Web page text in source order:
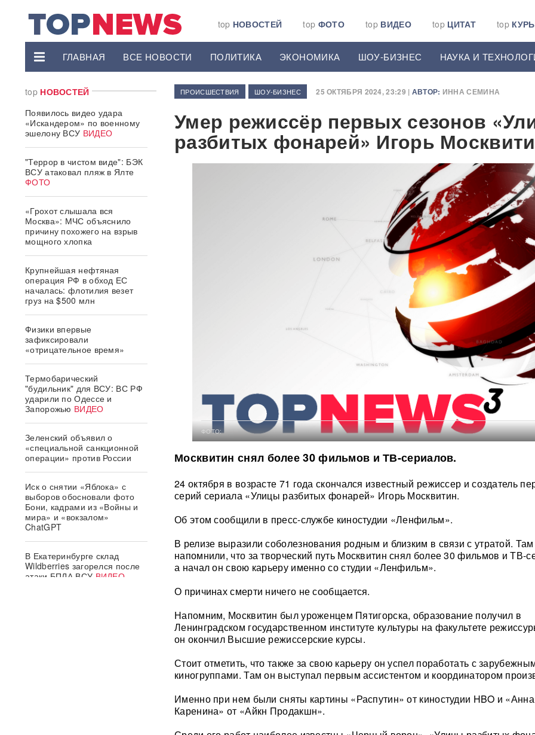
top НОВОСТЕЙ top ФОТО top ВИДЕО top ЦИТАТ top
ГЛАВНАЯ ВСЕ НОВОСТИ ПОЛИТИКА ЭКОНОМИКА ШОУ-БИЗНЕС НАУКА И
top НОВОСТЕЙ
Появилось видео удара
«Искандером» по военному
эшелону ВСУ ВИДЕО
"Террор в чистом виде": БЭК
ВСУ атаковал пляж в Ялте
ФОТО
«Грохот слышала вся
Москва»: МЧС объяснило
причину похожего на взрыв
мощного хлопка
Крупнейшая нефтяная
операция РФ в обход ЕС
началась: флотилия везет
груз на $500 млн
Физики впервые
зафиксировали
«отрицательное время»
Термобарический
"будильник" для ВСУ: ВС РФ
ударили по Одессе и
Запорожью ВИДЕО
Зеленский объявил о
«специальной санкционной
операции» против России
Иск о снятии «Яблока» с
выборов обосновали фото
Бони, кадрами из «Войны и
мира» и «вокзалом»
ChatGPT
В Екатеринбурге склад
Wildberries загорелся после
атаки БПЛА ВСУ ВИДЕО
ПРОИСШЕСТВИЯ ШОУ-БИЗНЕС 25 ОКТЯБРЯ 2024, 23:29 | АВТОР: ИННА СЕМИНА
Умер режиссёр первых сезонов
разбитых фонарей» Игорь
ФОТО:
Москвитин снял более 30 фильмов и ТВ-сериалов.
24 октября в возрасте 71 года скончался известный режиссер и создатель
серий сериала «Улицы разбитых фонарей» Игорь Москвитин.
Об этом сообщили в пресс-службе киностудии «Ленфильм».
В релизе выразили соболезнования родным и близким в связи с утратой.
напомнили, что за творческий путь Москвитин снял более 30 фильмов и ТВ-
а начал он свою карьеру именно со студии «Ленфильм».
О причинах смерти ничего не сообщается.
Напомним, Москвитин был уроженцем Пятигорска, образование получил в
Ленинградском государственном институте культуры на факультете
он окончил Высшие режиссерские курсы.
Стоит отметить, что также за свою карьеру он успел поработать с
киногруппами. Там он выступал первым ассистентом и координатором
Именно при нем были сняты картины «Распутин» от киностудии HBO и «Анна
Каренина» от «Айкн Продакшн».